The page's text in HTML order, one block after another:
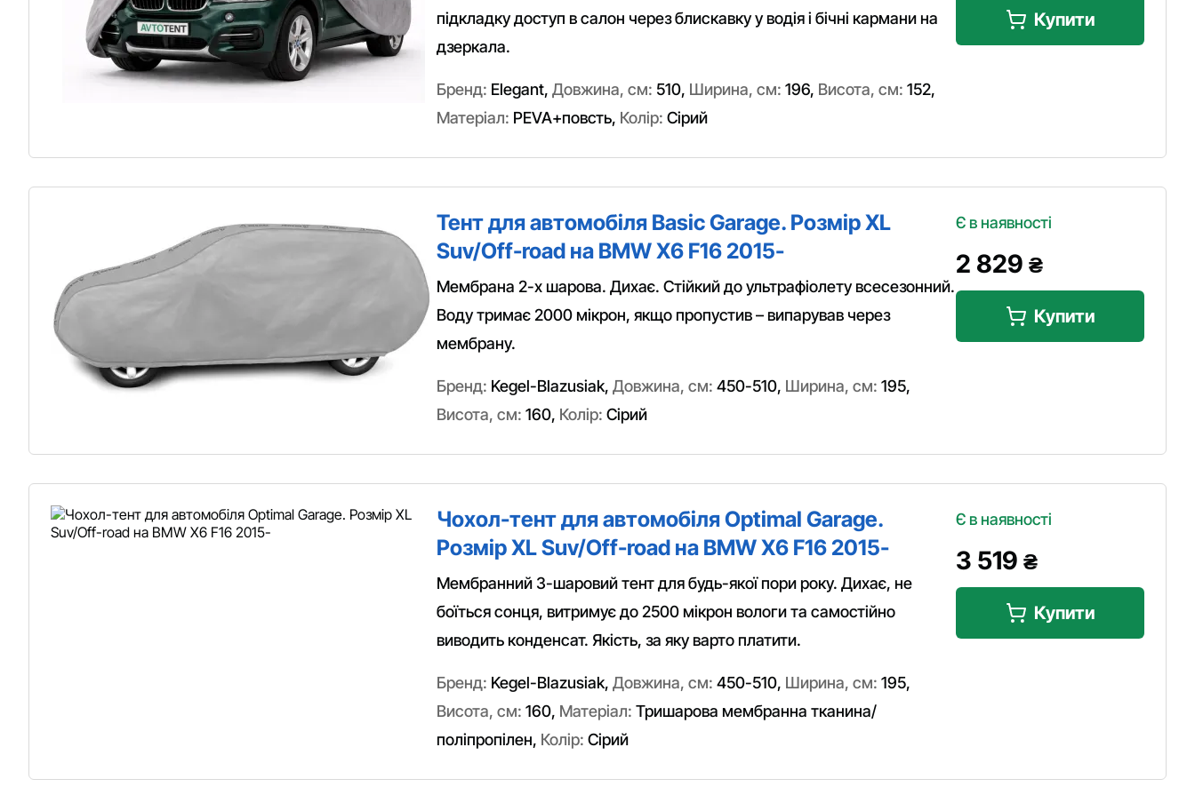
підкладку доступ в салон через блискавку у водія і бічні кармани на
дзеркала.
Бренд: Elegant, Довжина, см: 510, Ширина, см: 196, Висота, см: 152,
Матеріал: PEVA+повсть, Колір: Сірий
Купити
Тент для автомобіля Basic Garage. Розмір XL
Suv/Off-road на BMW X6 F16 2015-
Мембрана 2-х шарова. Дихає. Стійкий до ультрафіолету всесезонний.
Воду тримає 2000 мікрон, якщо пропустив – випарував через
мембрану.
Бренд: Kegel-Blazusiak, Довжина, см: 450-510, Ширина, см: 195,
Висота, см: 160, Колір: Сірий
Є в наявності
2 829 ₴
Купити
Чохол-тент для автомобіля Optimal Garage.
Розмір XL Suv/Off-road на BMW X6 F16 2015-
Мембранний 3-шаровий тент для будь-якої пори року. Дихає, не
боїться сонця, витримує до 2500 мікрон вологи та самостійно
виводить конденсат. Якість, за яку варто платити.
Бренд: Kegel-Blazusiak, Довжина, см: 450-510, Ширина, см: 195,
Висота, см: 160, Матеріал: Тришарова мембранна тканина/
поліпропілен, Колір: Сірий
Є в наявності
3 519 ₴
Купити